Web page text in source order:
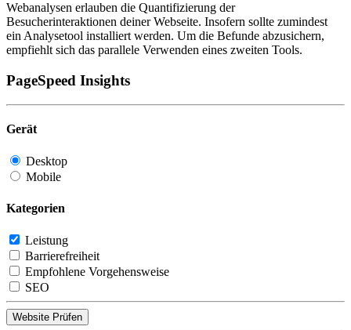
Webanalysen erlauben die Quantifizierung der
Besucherinteraktionen deiner Webseite. Insofern sollte zumindest
ein Analysetool installiert werden. Um die Befunde abzusichern,
empfiehlt sich das parallele Verwenden eines zweiten Tools.
PageSpeed Insights
Gerät
Desktop
Mobile
Kategorien
Leistung
Barrierefreiheit
Empfohlene Vorgehensweise
SEO
Website Prüfen